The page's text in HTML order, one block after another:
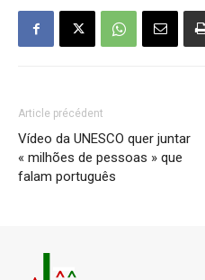
Article précédent
Vídeo da UNESCO quer juntar
« milhões de pessoas » que
falam português